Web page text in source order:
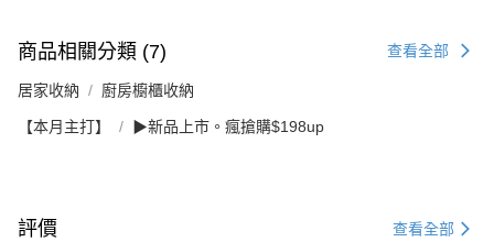
商品相關分類 (7) 查看全部
居家收納 廚房櫥櫃收納
【本月主打】 ▶新品上市。瘋搶購$198up
評價 查看全部